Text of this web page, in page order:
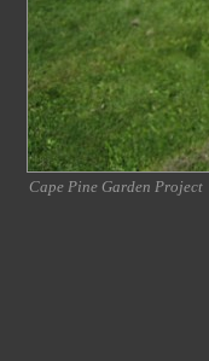
Cape Pine Garden Project